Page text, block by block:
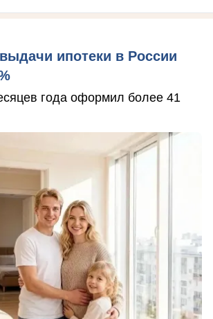
ипотеки в России
года оформил более 41